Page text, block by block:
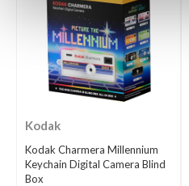
Kodak
Kodak Charmera Millennium
Keychain Digital Camera Blind
Box